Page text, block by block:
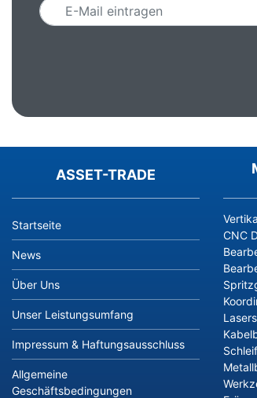
ASSET-TRADE
Startseite
News
Über Uns
Unser Leistungsumfang
Impressum & Haftungsausschluss
Allgemeine
Geschäftsbedingungen
CNC